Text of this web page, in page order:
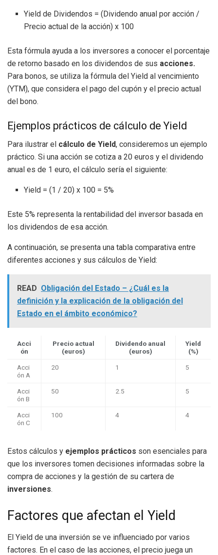
Yield de Dividendos = (Dividendo anual por acción /
Precio actual de la acción) x 100
Esta fórmula ayuda a los inversores a conocer el porcentaje
de retorno basado en los dividendos de sus acciones.
Para bonos, se utiliza la fórmula del Yield al vencimiento
(YTM), que considera el pago del cupón y el precio actual
del bono.
Ejemplos prácticos de cálculo de Yield
Para ilustrar el cálculo de Yield, consideremos un ejemplo
práctico. Si una acción se cotiza a 20 euros y el dividendo
anual es de 1 euro, el cálculo sería el siguiente:
Yield = (1 / 20) x 100 = 5%
Este 5% representa la rentabilidad del inversor basada en
los dividendos de esa acción.
A continuación, se presenta una tabla comparativa entre
diferentes acciones y sus cálculos de Yield:
READ Obligación del Estado – ¿Cuál es la
definición y la explicación de la obligación del
Estado en el ámbito económico?
Acci
ón
Precio actual
(euros)
Dividendo anual
(euros)
Yield
(%)
Acci
ón A
20 1 5
Acci
ón B
50 2.5 5
Acci
ón C
100 4 4
Estos cálculos y ejemplos prácticos son esenciales para
que los inversores tomen decisiones informadas sobre la
compra de acciones y la gestión de su cartera de
inversiones.
Factores que afectan el Yield
El Yield de una inversión se ve influenciado por varios
factores. En el caso de las acciones, el precio juega un